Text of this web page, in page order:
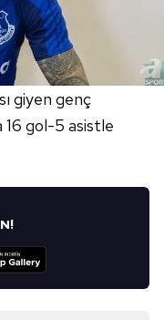
giyen genç
gol-5 asistle